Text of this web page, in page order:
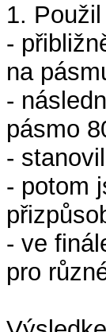
1.
-
na
-
pásmo
-
- potom
- ve
pro